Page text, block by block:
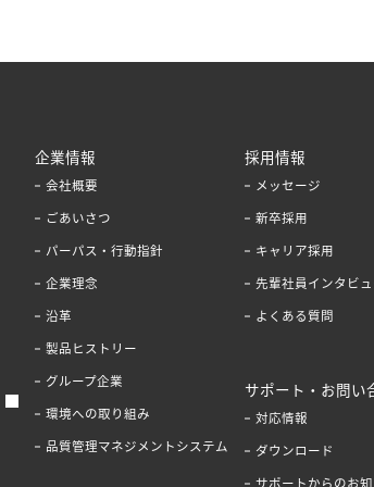
企業情報
会社概要
ごあいさつ
パーパス・行動指針
企業理念
沿革
製品ヒストリー
グループ企業
環境への取り組み
品質管理マネジメントシステム
採用情報
メッセージ
新卒採用
キャリア採用
先輩社員インタビ
よくある質問
サポート・お問い
対応情報
ダウンロード
サポートからのお